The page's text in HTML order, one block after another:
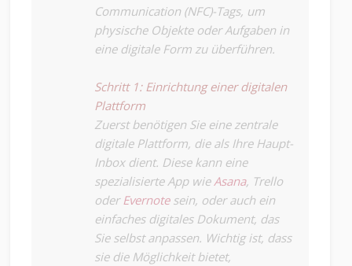
Communication (NFC)-Tags, um
physische Objekte oder Aufgaben in
eine digitale Form zu überführen.
Schritt 1: Einrichtung einer digitalen
Plattform
Zuerst benötigen Sie eine zentrale
digitale Plattform, die als Ihre Haupt-
Inbox dient. Diese kann eine
spezialisierte App wie Asana, Trello
oder Evernotesein, oder auch ein
einfaches digitales Dokument, das
Sie selbst anpassen. Wichtig ist, dass
sie die Möglichkeit bietet,